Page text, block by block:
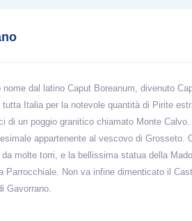
nome dal latino Caput Boreanum, divenuto
tutta Italia per la notevole quantità di Pirite
di un poggio granitico chiamato Monte
appartenente al vescovo di Grosseto.
da molte torri, e la bellissima statua della
Parrocchiale. Non va infine dimenticato il
Gavorrano.